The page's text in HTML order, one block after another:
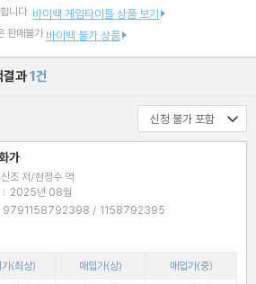
니다. 바이백 게임타이틀 상품 보기
판매불가 바이백 불가 상품
결과1건
가
조 저/현정수 역
| 2025년 08월
ISBN : 9791158792398 / 1158792395
가(최상) 매입가(상)
매입가(중)